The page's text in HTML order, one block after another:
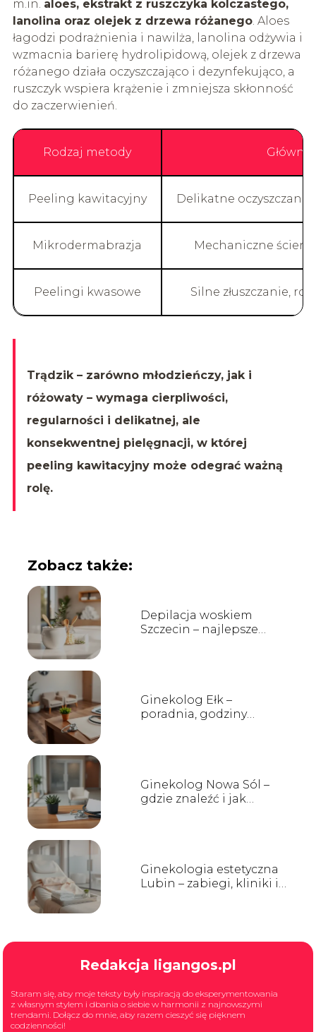
m.in. aloes, ekstrakt z ruszczyka kolczastego,
lanolina oraz olejek z drzewa różanego. Aloes
łagodzi podrażnienia i nawilża, lanolina odżywia i
wzmacnia barierę hydrolipidową, olejek z drzewa
różanego działa oczyszczająco i dezynfekująco, a
ruszczyk wspiera krążenie i zmniejsza skłonność
do zaczerwienień.
Rodzaj metody Główne
Peeling kawitacyjny Delikatne
Mikrodermabrazja Mechaniczne
Peelingi kwasowe Silne złuszczanie,
Trądzik – zarówno młodzieńczy, jak i
różowaty – wymaga cierpliwości,
regularności i delikatnej, ale
konsekwentnej pielęgnacji, w której
peeling kawitacyjny może odegrać ważną
rolę.
Zobacz także:
Depilacja woskiem
Szczecin – najlepsze
Ginekolog Ełk –
poradnia, godziny
Ginekolog Nowa Sól –
gdzie znaleźć i jak
Ginekologia estetyczna
Lubin – zabiegi, kliniki i
Redakcja ligangos.pl
Staram się, aby moje teksty były inspiracją do eksperymentowania
z własnym stylem i dbania o siebie w harmonii z najnowszymi
trendami. Dołącz do mnie, aby razem cieszyć się pięknem
codzienności!